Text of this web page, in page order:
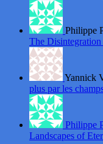
Philippe
The
Yannick
plus par les
Philippe
Landscapes of